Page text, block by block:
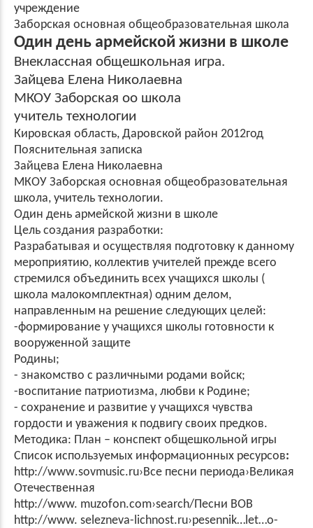
учреждение
Заборская основная общеобразовательная школа
Один день армейской жизни в школе
Внеклассная общешкольная игра.
Зайцева Елена Николаевна
МКОУ Заборская оо школа
учитель технологии
Кировская область, Даровской район 2012год
Пояснительная записка
Зайцева Елена Николаевна
МКОУ Заборская основная общеобразовательная
школа, учитель технологии.
Один день армейской жизни в школе
Цель создания разработки:
Разрабатывая и осуществляя подготовку к данному
мероприятию, коллектив учителей прежде всего
стремился объединить всех учащихся школы (
школа малокомплектная) одним делом,
направленным на решение следующих целей:
-формирование у учащихся школы готовности к
вооруженной защите
Родины;
- знакомство с различными родами войск;
-воспитание патриотизма, любви к Родине;
- сохранение и развитие у учащихся чувства
гордости и уважения к подвигу своих предков.
Методика: План – конспект общешкольной игры
Список используемых информационных ресурсов:
http://www.sovmusic.ru›Все песни периода›Великая
Отечественная
http://www. muzofon.com›search/Песни ВОВ
http://www. selezneva-lichnost.ru›pesennik…let…o-